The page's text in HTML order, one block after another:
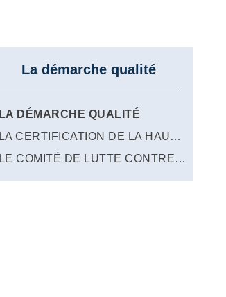
La démarche qualité
LA DÉMARCHE QUALITÉ
LA CERTIFICATION DE LA HAUTE AUTORITÉ DE SANTÉ
LE COMITÉ DE LUTTE CONTRE LES INFECTIONS NOSOCOMIALES